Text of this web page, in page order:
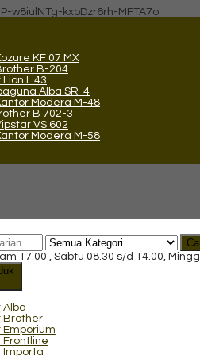
w8iulNTg-kxoDzr6rh-MFTA7o
KF 07 MX
B-204
L 43
Alba SR-4
Modera M-48
B 702-3
VS 602
Modera M-58
17.00 , Sabtu 08.30 s/d 14.00,
Alba
Brother
Emporium
Frontline
Importa